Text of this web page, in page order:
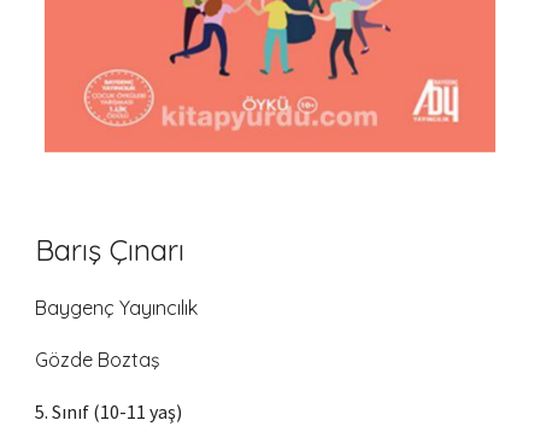
Barış Çınarı
Baygenç Yayıncılık
Gözde Boztaş
5. Sınıf (10-11 yaş)